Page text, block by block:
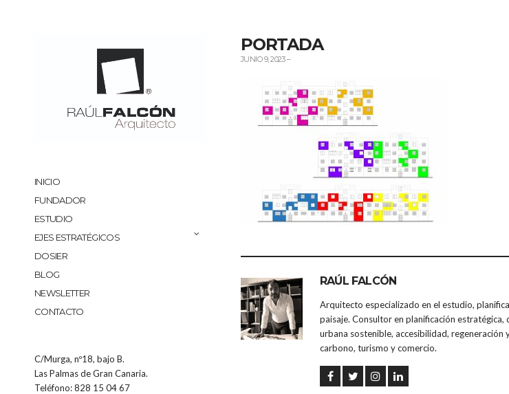
INICIO
FUNDADOR
ESTUDIO
EJES ESTRATÉGICOS
DOSIER
BLOG
NEWSLETTER
CONTACTO
C/Murga, nº18, bajo B.
Las Palmas de Gran Canaria.
Teléfono: 828 15 04 67
PORTADA
JUNIO 9, 2023–
RAÚL FALCÓN
Arquitecto especializado en el estudio,
paisaje. Consultor en planificación
urbana sostenible, accesibilidad, regeneración
carbono, turismo y comercio.